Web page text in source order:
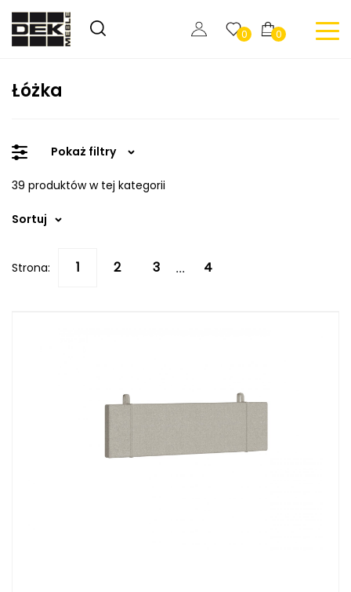
0 0
Łóżka
Pokaż filtry
39 produktów w tej kategorii
Sortuj
Strona: ...